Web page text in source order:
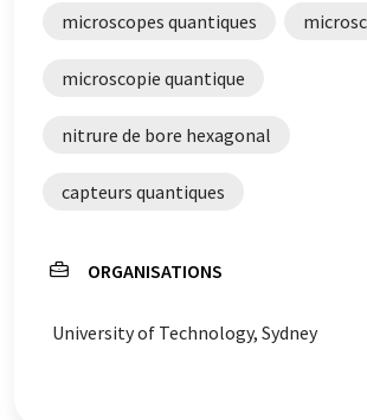
microscopes quantiques
microscopie quantique
nitrure de bore hexagonal
capteurs quantiques
ORGANISATIONS
University of Technology, Sydney